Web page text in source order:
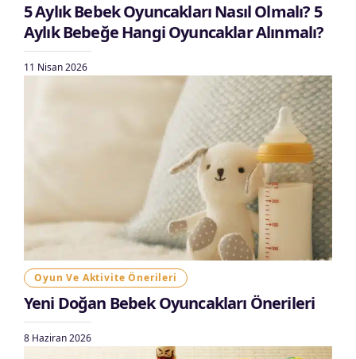
5 Aylık Bebek Oyuncakları Nasıl Olmalı? 5
Aylık Bebeğe Hangi Oyuncaklar Alınmalı?
11 Nisan 2026
Oyun Ve Aktivite Önerileri
Yeni Doğan Bebek Oyuncakları Önerileri
8 Haziran 2026